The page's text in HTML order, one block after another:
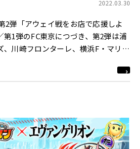
2022.03.30
2弾「アウェイ戦をお店で応援しよ
第1弾のFC東京につづき、第2弾は浦
、川崎フロンターレ、横浜F・マリノ